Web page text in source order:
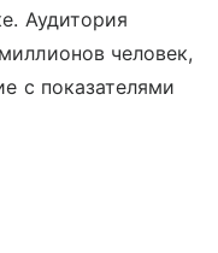
Аудитория
человек,
с показателями